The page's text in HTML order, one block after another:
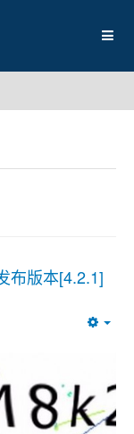
布版本[4.2.1]